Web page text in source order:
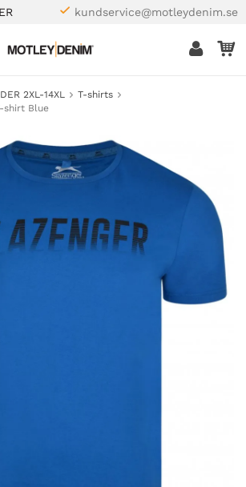
kundservice@motleydenim.se
2XL-14XL
T-shirts
shirt Blue